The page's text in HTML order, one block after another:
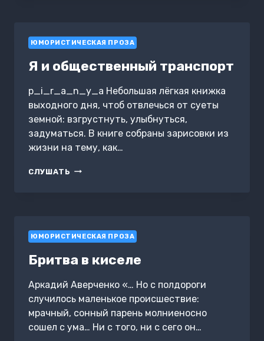
ЮМОРИСТИЧЕСКАЯ ПРОЗА
Я и общественный транспорт
p_i_r_a_n_y_a Небольшая лёгкая книжка
выходного дня, чтоб отвлечься от суеты
земной: взгрустнуть, улыбнуться,
задуматься. В книге собраны зарисовки из
жизни на тему, как…
СЛУШАТЬ Я
ЮМОРИСТИЧЕСКАЯ ПРОЗА
Бритва в киселе
Аркадий Аверченко «… Но с полдороги
случилось маленькое происшествие:
мрачный, сонный парень молниеносно
сошел с ума… Ни с того, ни с сего он…